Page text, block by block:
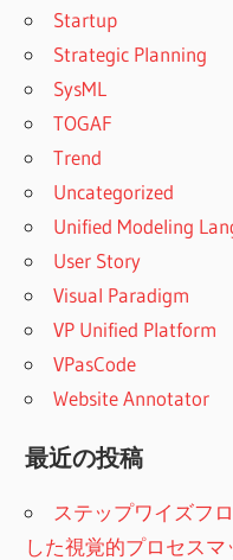
Startup
Strategic Planning
SysML
TOGAF
Trend
Uncategorized
Unified Modeling
User Story
Visual Paradigm
VP Unified Platform
VPasCode
Website Annotator
最近の投稿
ステップワイズフ
した視覚的プロセス